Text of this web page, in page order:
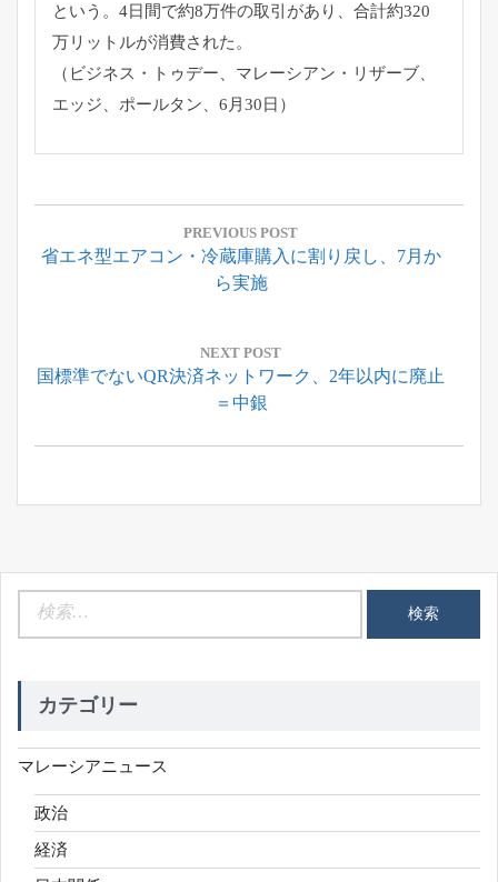
という。 4日間で約8万件の取引があり、 合計約320
万リットルが消費された。
（ビジネス・トゥデー、マレーシアン・リザーブ、
エッジ、 ポールタン、6月30日）
投
ナ
シ
ン
PREVIOUS POST
Previous
省エネ型エアコン・冷蔵庫購入に割り戻し、7月か
ら実施
NEXT POST
Next
国標準でないQR決済ネットワーク、2年以内に廃止
＝中銀
カテゴリー
マレーシアニュース
政治
経済